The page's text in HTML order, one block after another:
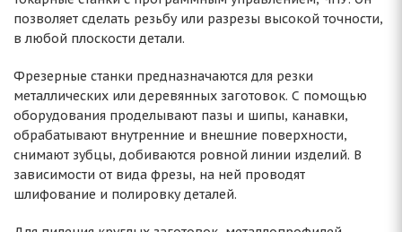
позволяет сделать резьбу или разрезы высокой точности,
в любой плоскости детали.
Фрезерные станки предназначаются для резки
металлических или деревянных заготовок. С помощью
оборудования проделывают пазы и шипы, канавки,
обрабатывают внутренние и внешние поверхности,
снимают зубцы, добиваются ровной линии изделий. В
зависимости от вида фрезы, на ней проводят
шлифование и полировку деталей.